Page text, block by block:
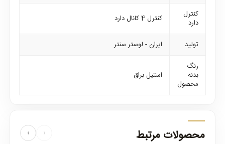
کنترل
دارد
کنترل 4 کانال دارد
تولید
ایران - لوستر سنتر
رنگ
بدنه
محصول
استیل براق
محصولات مرتبط ‹
›